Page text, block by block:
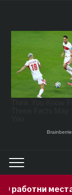
10 hours ago